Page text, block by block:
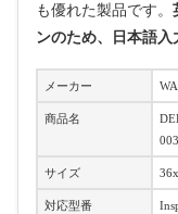
も優れた製品です。
ンのため、日本語入
メーカー
商品名
サイズ
対応型番